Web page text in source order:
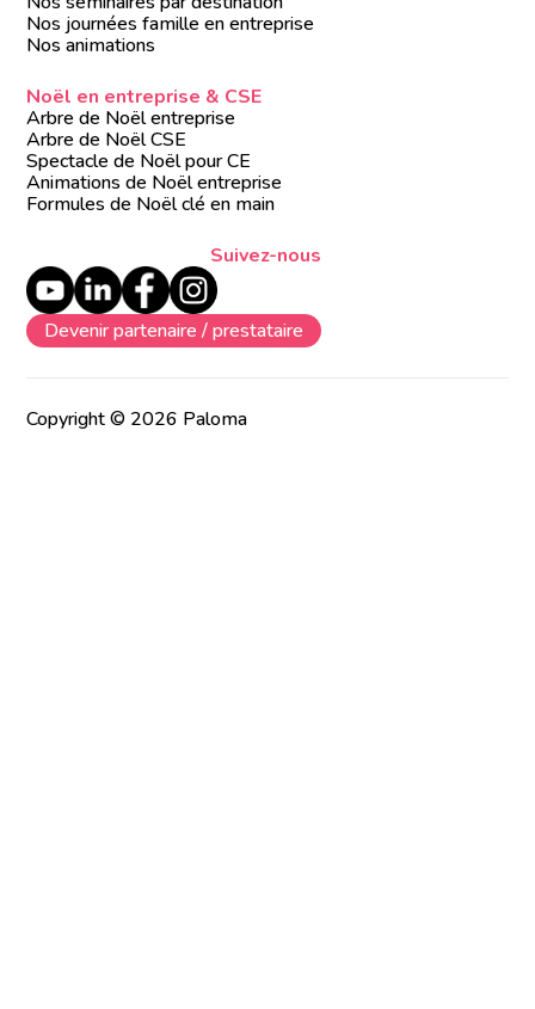
Nos journées famille en entreprise
Nos animations
Noël en entreprise & CSE
Arbre de Noël entreprise
Arbre de Noël CSE
Spectacle de Noël pour CE
Animations de Noël entreprise
Formules de Noël clé en main
Suivez-nous
Devenir partenaire / prestataire
Copyright © 2026 Paloma